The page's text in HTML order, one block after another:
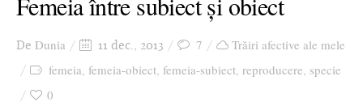
De Dunia 11 dec., 2013 7
Trăiri afective ale mele
femeia, femeia-obiect, femeia-subiect, reproducere, specie
0